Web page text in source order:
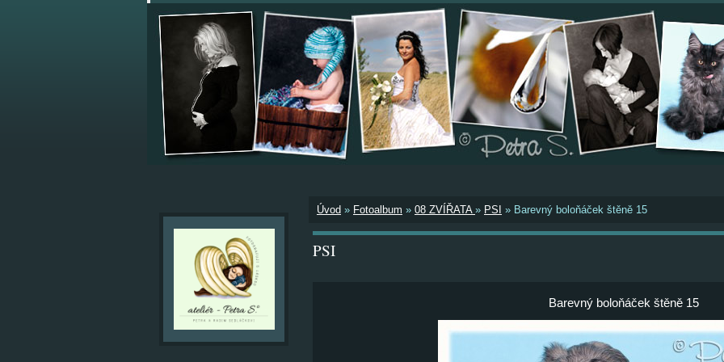
Úvod » Fotoalbum » 08 ZVÍŘATA » PSI » Barevný boloňáček štěně 15
PSI
Barevný boloňáček štěně 15